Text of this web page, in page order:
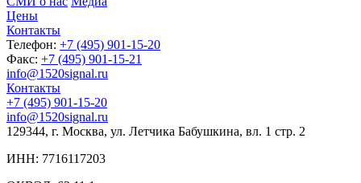
Цены
Контакты
Телефон: +7 (495) 901-15-20
Факс: +7 (495) 901-15-21
info@1520signal.ru
Контакты
+7 (495) 901-15-20
info@1520signal.ru
129344, г. Москва, ул. Летчика Бабушкина, вл. 1 стр. 2
ИНН: 7716117203